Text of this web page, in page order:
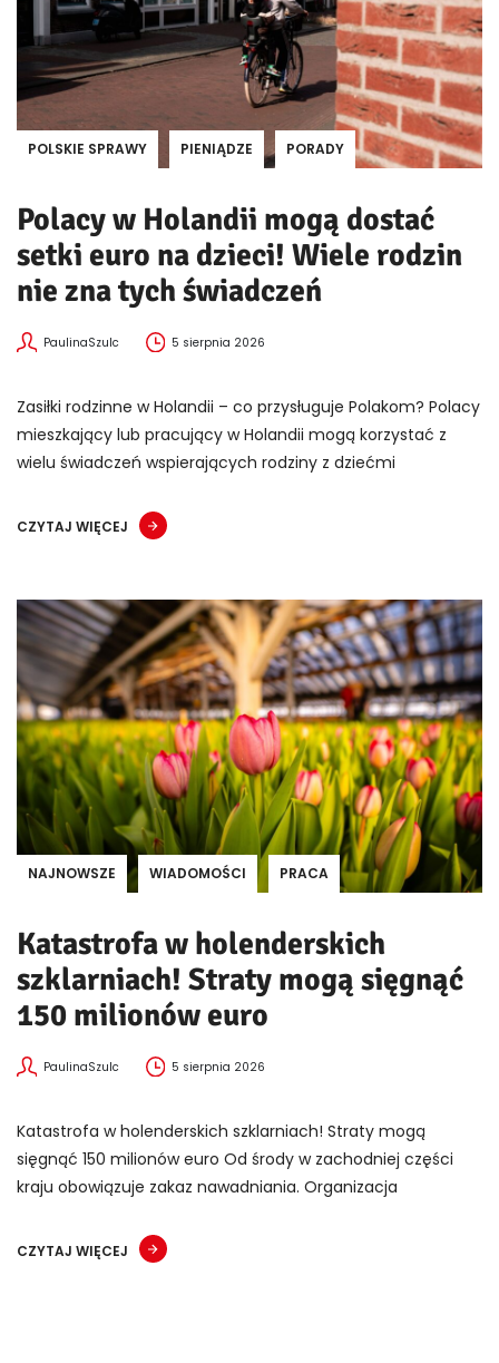
POLSKIE SPRAWY PIENIĄDZE PORADY
Polacy w Holandii mogą dostać
setki euro na dzieci! Wiele rodzin
nie zna tych świadczeń
PaulinaSzulc 5 sierpnia 2026
Zasiłki rodzinne w Holandii – co przysługuje Polakom? Polacy
mieszkający lub pracujący w Holandii mogą korzystać z
wielu świadczeń wspierających rodziny z dziećmi
CZYTAJ WIĘCEJ
NAJNOWSZE WIADOMOŚCI PRACA
Katastrofa w holenderskich
szklarniach! Straty mogą sięgnąć
150 milionów euro
PaulinaSzulc 5 sierpnia 2026
Katastrofa w holenderskich szklarniach! Straty mogą
sięgnąć 150 milionów euro Od środy w zachodniej części
kraju obowiązuje zakaz nawadniania. Organizacja
CZYTAJ WIĘCEJ